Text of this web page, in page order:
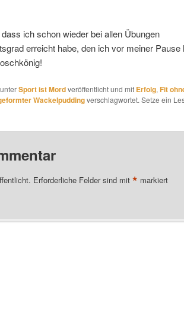
ich schon wieder bei allen Übungen
erreicht habe, den ich vor meiner Pause
unterSport ist Mordveröffentlicht und mit Erfolg, Fit
Wackelpuddingverschlagwortet. Setze ein
Erforderliche Felder sind mit * markiert